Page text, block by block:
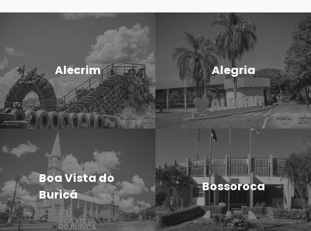
Alecrim Alegria
Boa Vista do
Buricá
Bossoroca